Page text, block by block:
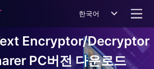
한국어
Encryptor/Decryptor
PC버전 다운로드